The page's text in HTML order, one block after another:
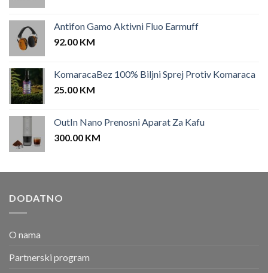
Antifon Gamo Aktivni Fluo Earmuff
92.00 KM
KomaracaBez 100% Biljni Sprej Protiv Komaraca
25.00 KM
OutIn Nano Prenosni Aparat Za Kafu
300.00 KM
DODATNO
O nama
Partnerski program